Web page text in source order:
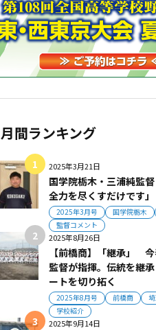
月間ランキング
2025年3月21日
国学院栃木・三浦純監
全力を尽くすだけです」
2025年3月号 国学院栃木
監督コメント
2025年8月26日
【前橋商】「継承」
監督が指揮。伝統を継
ートを切り拓く
2025年8月号 前橋商
学校紹介
2025年9月14日